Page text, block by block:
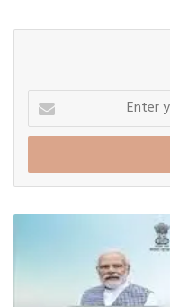
Enter
your
Email